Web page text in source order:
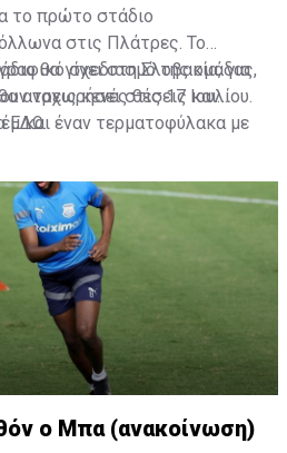
το πρώτο στάδιο
στις Πλάτρες. Το
θα γίνει στη Σλοβακία, για
αναχωρήσει στις 17 Ιουλίου.
σχεδιασμό της ομάδας,
τρεις κενές θέσεις και
και έναν τερματοφύλακα με
ΕΔΩ.
ο Μπα (ανακοίνωση)